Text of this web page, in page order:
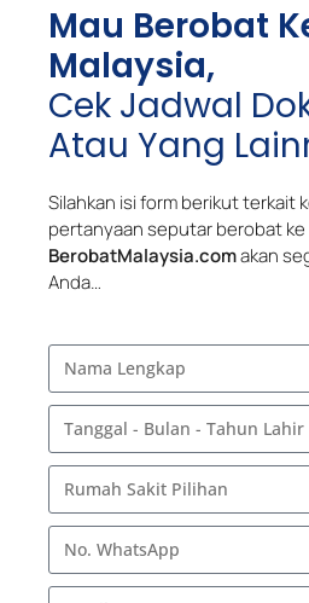
Mau Berobat
Malaysia,
Cek Jadwal
Atau Yang
Silahkan isi form berikut terkait
pertanyaan seputar berobat ke
BerobatMalaysia.comakan
Anda…